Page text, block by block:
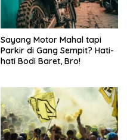
Sayang Motor Mahal tapi
Parkir di Gang Sempit? Hati-
hati Bodi Baret, Bro!